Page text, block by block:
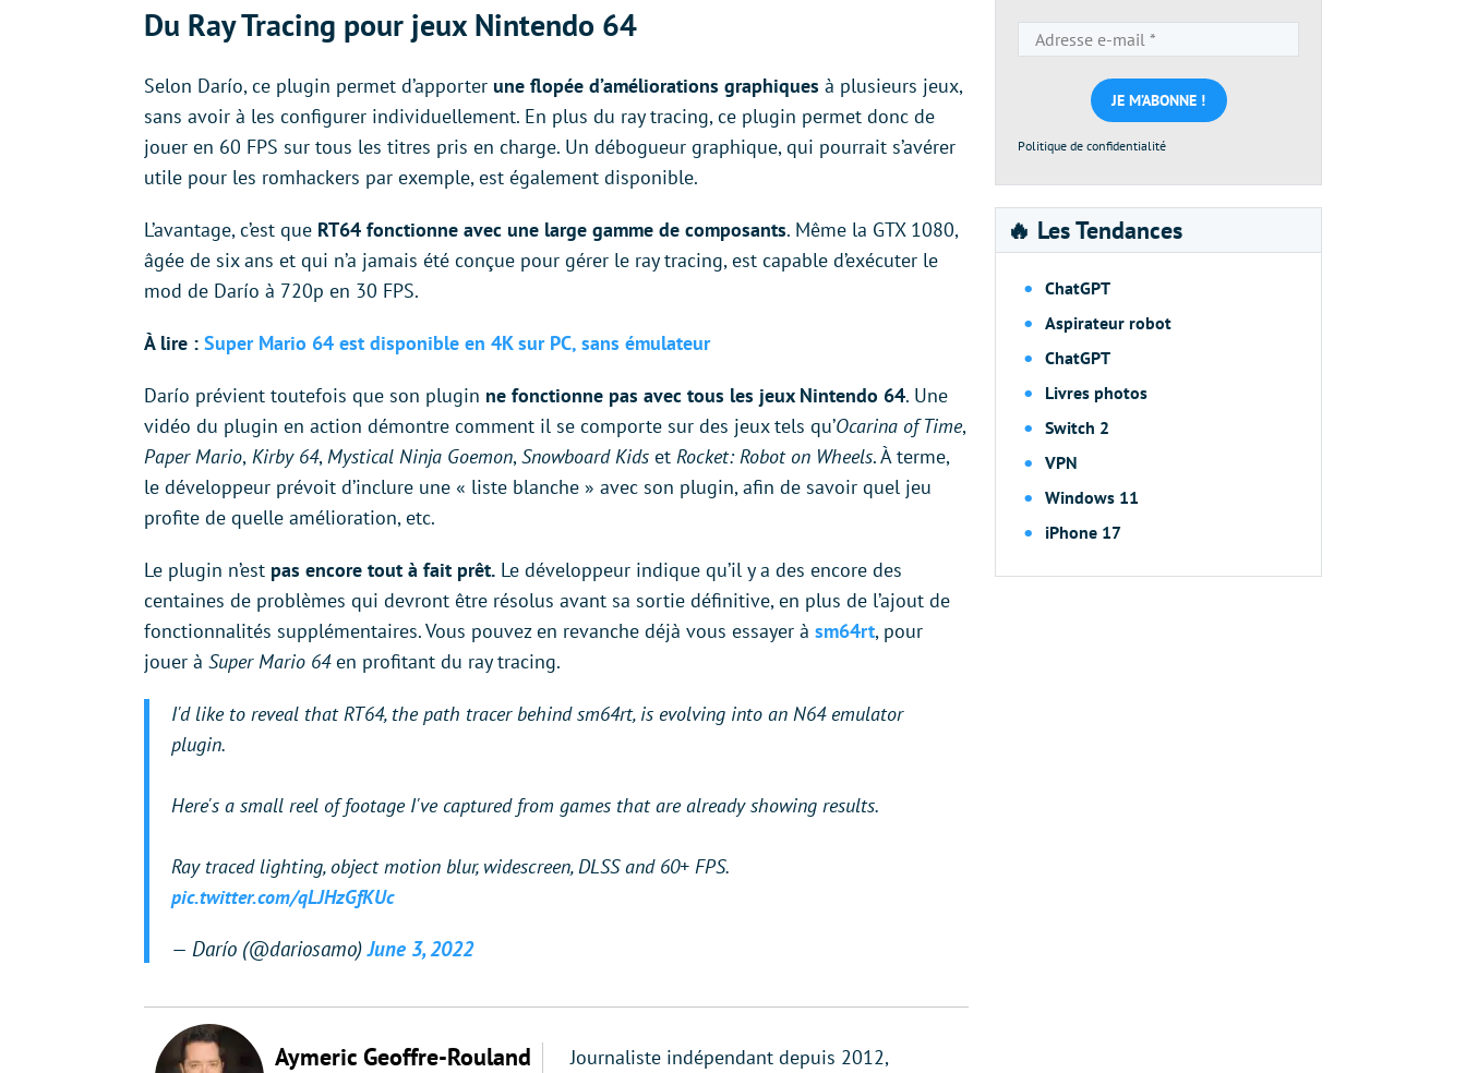
Du Ray Tracing pour jeux Nintendo 64
Selon Darío, ce plugin permet d’apporter une flopée d’améliorations graphiques à plusieurs jeux,
sans avoir à les configurer individuellement. En plus du ray tracing, ce plugin permet donc de
jouer en 60 FPS sur tous les titres pris en charge. Un débogueur graphique, qui pourrait s’avérer
utile pour les romhackers par exemple, est également disponible.
L’avantage, c’est que RT64 fonctionne avec une large gamme de composants. Même la GTX 1080,
âgée de six ans et qui n’a jamais été conçue pour gérer le ray tracing, est capable d’exécuter le
mod de Darío à 720p en 30 FPS.
À lire : Super Mario 64 est disponible en 4K sur PC, sans émulateur
Darío prévient toutefois que son plugin ne fonctionne pas avec tous les jeux Nintendo 64. Une
vidéo du plugin en action démontre comment il se comporte sur des jeux tels qu’Ocarina of Time,
Paper Mario, Kirby 64, Mystical Ninja Goemon, Snowboard Kids et Rocket: Robot on Wheels. À terme,
le développeur prévoit d’inclure une « liste blanche » avec son plugin, afin de savoir quel jeu
profite de quelle amélioration, etc.
Le plugin n’est pas encore tout à fait prêt. Le développeur indique qu’il y a des encore des
centaines de problèmes qui devront être résolus avant sa sortie définitive, en plus de l’ajout de
fonctionnalités supplémentaires. Vous pouvez en revanche déjà vous essayer à sm64rt, pour
jouer à Super Mario 64en profitant du ray tracing.
I'd like to reveal that RT64, the path tracer behind sm64rt, is evolving into an N64 emulator
plugin.
Here's a small reel of footage I've captured from games that are already showing results.
Ray traced lighting, object motion blur, widescreen, DLSS and 60+ FPS.
pic.twitter.com/qLJHzGfKUc
— Darío (@dariosamo)June 3, 2022
Aymeric Geoffre-Rouland
Journaliste indépendant depuis 2012,
e-
mail
*
Politique de confidentialité
🔥 Les Tendances
ChatGPT
Aspirateur robot
ChatGPT
Livres photos
Switch 2
VPN
Windows 11
iPhone 17